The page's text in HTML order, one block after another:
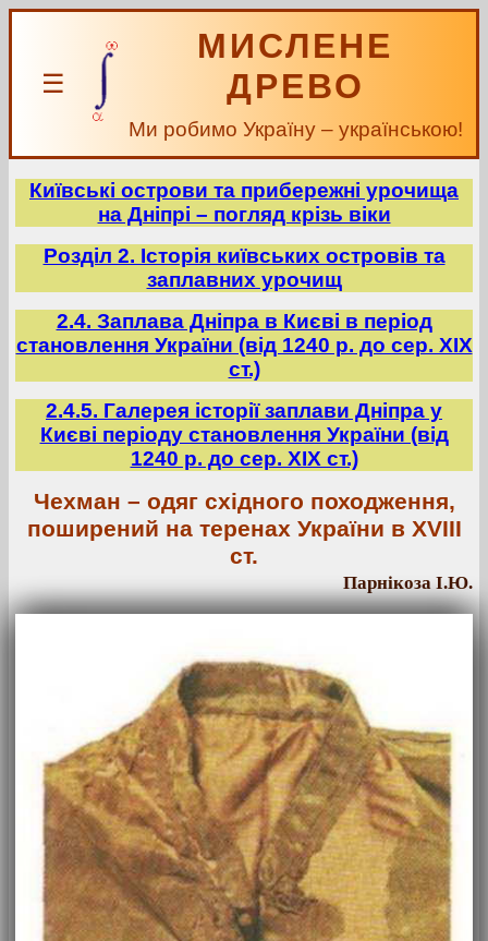
☰
МИСЛЕНЕ
ДРЕВО
Ми робимо Україну – українською!
Київські острови та прибережні урочища
на Дніпрі – погляд крізь віки
Розділ 2. Історія київських островів та
заплавних урочищ
2.4. Заплава Дніпра в Києві в період
становлення України (від 1240 р. до сер. ХІХ
ст.)
2.4.5. Галерея історії заплави Дніпра у
Києві періоду становлення України (від
1240 р. до сер. ХІХ ст.)
Чехман – одяг східного походження,
поширений на теренах України в XVIII
ст.
Парнікоза І.Ю.